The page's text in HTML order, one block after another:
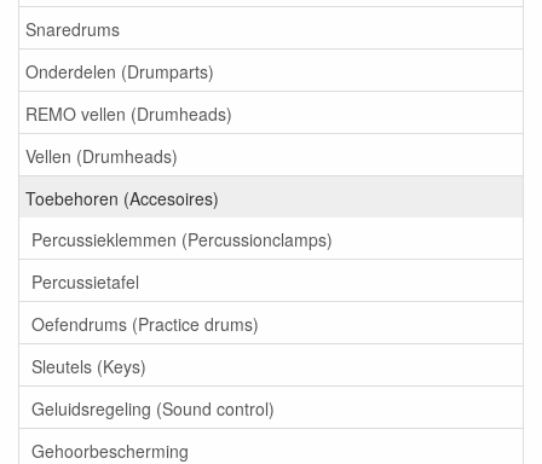
Snaredrums
Onderdelen (Drumparts)
REMO vellen (Drumheads)
Vellen (Drumheads)
Toebehoren (Accesoires)
Percussieklemmen (Percussionclamps)
Percussietafel
Oefendrums (Practice drums)
Sleutels (Keys)
Geluidsregeling (Sound control)
Gehoorbescherming